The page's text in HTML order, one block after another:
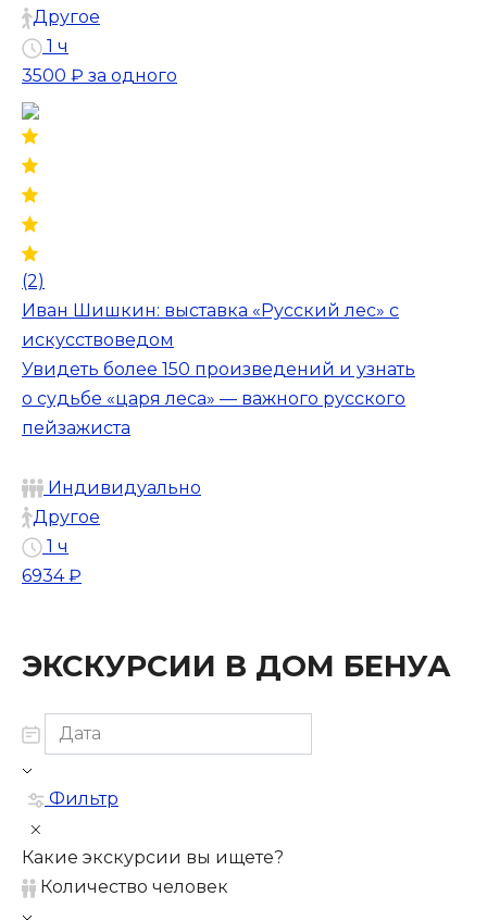
Другое
1 ч
3500 ₽ за одного
(2)
Иван Шишкин: выставка «Русский лес» с
искусствоведом
Увидеть более 150 произведений и узнать
о судьбе «царя леса» — важного русского
пейзажиста
Индивидуально
Другое
1 ч
6934 ₽
ЭКСКУРСИИ В ДОМ БЕНУА
Фильтр
Какие экскурсии вы ищете?
Количество человек